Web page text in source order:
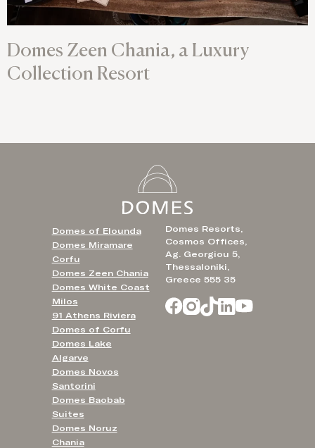
Domes Zeen Chania, a Luxury
Collection Resort
Domes Resorts,
Cosmos Offices,
Ag. Georgiou 5,
Thessaloniki,
Greece 555 35
Domes of Elounda
Domes Miramare
Corfu
Domes Zeen Chania
Domes White Coast
Milos
91 Athens Riviera
Domes of Corfu
Domes Lake
Algarve
Domes Novos
Santorini
Domes Baobab
Suites
Domes Noruz
Chania